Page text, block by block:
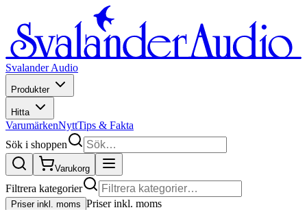
Svalander Audio
Produkter
Hitta
VarumärkenNyttTips & Fakta
Sök i shoppen
Varukorg
Filtrera kategorier
Priser inkl. moms Priser inkl. moms